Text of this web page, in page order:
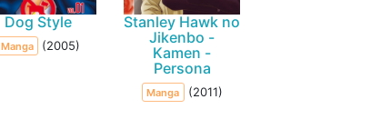
Dog Style
Manga (2005)
Stanley Hawk no
Jikenbo -
Kamen -
Persona
Manga (2011)